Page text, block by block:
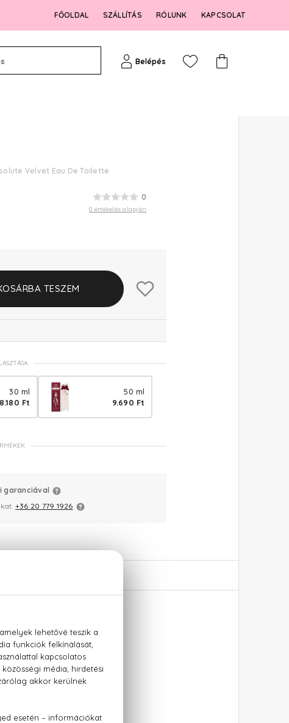
FŐOLDAL SZÁLLÍTÁS RÓLUNK KAPCSOLAT
Belépés
Velvet Eau De Toilette
0
0 értékelés alapján
TESZEM
30 ml
8.180 Ft
50 ml
9.690 Ft
garanciával
+36 20 779 1926
Toilette